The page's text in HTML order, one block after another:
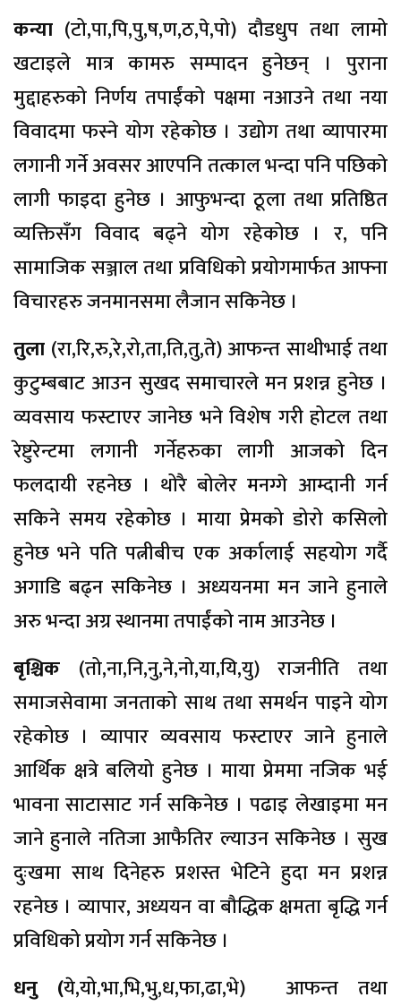
कन्या (टो,पा,पि,पु,ष,ण,ठ,पे,पो) दौडधुप तथा लामो
खटाइले मात्र कामरु सम्पादन हुनेछन् । पुराना
मुद्दाहरुको निर्णय तपाईंको पक्षमा नआउने तथा नया
विवादमा फस्ने योग रहेकोछ । उद्योग तथा व्यापारमा
लगानी गर्ने अवसर आएपनि तत्काल भन्दा पनि पछिको
लागी फाइदा हुनेछ । आफुभन्दा ठूला तथा प्रतिष्ठित
व्यक्तिसँग विवाद बढ्ने योग रहेकोछ । र, पनि
सामाजिक सञ्जाल तथा प्रविधिको प्रयोगमार्फत आफ्ना
विचारहरु जनमानसमा लैजान सकिनेछ ।
तुला (रा,रि,रु,रे,रो,ता,ति,तु,ते) आफन्त साथीभाई तथा
कुटुम्बबाट आउन सुखद समाचारले मन प्रशन्न हुनेछ ।
व्यवसाय फस्टाएर जानेछ भने विशेष गरी होटल तथा
रेष्टुरेन्टमा लगानी गर्नेहरुका लागी आजको दिन
फलदायी रहनेछ । थोरै बोलेर मनग्गे आम्दानी गर्न
सकिने समय रहेकोछ । माया प्रेमको डोरो कसिलो
हुनेछ भने पति पत्नीबीच एक अर्कालाई सहयोग गर्दै
अगाडि बढ्न सकिनेछ । अध्ययनमा मन जाने हुनाले
अरु भन्दा अग्र स्थानमा तपाईंको नाम आउनेछ ।
बृश्चिक (तो,ना,नि,नु,ने,नो,या,यि,यु) राजनीति तथा
समाजसेवामा जनताको साथ तथा समर्थन पाइने योग
रहेकोछ । व्यापार व्यवसाय फस्टाएर जाने हुनाले
आर्थिक क्षत्रे बलियो हुनेछ । माया प्रेममा नजिक भई
भावना साटासाट गर्न सकिनेछ । पढाइ लेखाइमा मन
जाने हुनाले नतिजा आफैतिर ल्याउन सकिनेछ । सुख
दुःखमा साथ दिनेहरु प्रशस्त भेटिने हुदा मन प्रशन्न
रहनेछ । व्यापार, अध्ययन वा बौद्धिक क्षमता बृद्धि गर्न
प्रविधिको प्रयोग गर्न सकिनेछ ।
धनु (ये,यो,भा,भि,भु,ध,फा,ढा,भे) आफन्त तथा